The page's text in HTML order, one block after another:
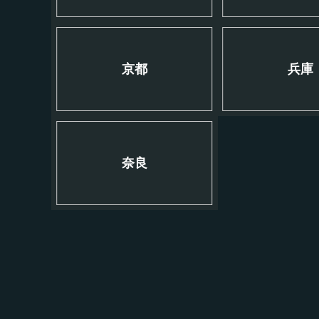
京都 兵庫
奈良